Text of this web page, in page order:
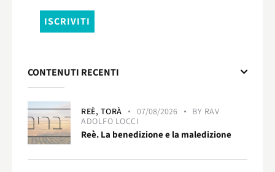
CONTENUTI RECENTI
REÈ, TORÀ 07/08/2026 BY RAV
ADOLFO LOCCI
Reè. La benedizione e la maledizione